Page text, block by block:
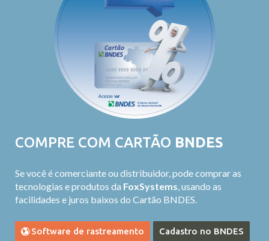
COMPRE COM CARTÃO BNDES
Se você é comerciante ou distribuidor, pode comprar as
tecnologias e produtos da FoxSystems, usando as
facilidades e juros baixos do Cartão BNDES.
Software de rastreamento Cadastro no BNDES